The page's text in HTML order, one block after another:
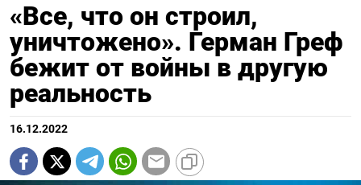
«Все, что он строил,
уничтожено». Герман Греф
бежит от войны в другую
реальность
16.12.2022